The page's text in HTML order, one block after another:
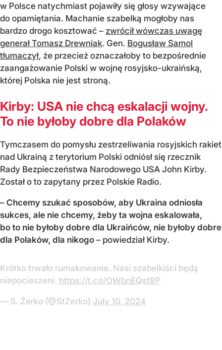
w Polsce natychmiast pojawiły się głosy wzywające
do opamiętania. Machanie szabelką mogłoby nas
bardzo drogo kosztować – zwrócił wówczas uwagę
generał Tomasz Drewniak. Gen. Bogusław Samol
tłumaczył, że przecież oznaczałoby to bezpośrednie
zaangażowanie Polski w wojnę rosyjsko-ukraińską,
której Polska nie jest stroną.
Kirby: USA nie chcą eskalacji wojny.
To nie byłoby dobre dla Polaków
Tymczasem do pomysłu zestrzeliwania rosyjskich rakiet
nad Ukrainą z terytorium Polski odniósł się rzecznik
Rady Bezpieczeństwa Narodowego USA John Kirby.
Został o to zapytany przez Polskie Radio.
– Chcemy szukać sposobów, aby Ukraina odniosła
sukces, ale nie chcemy, żeby ta wojna eskalowała,
bo to nie byłoby dobre dla Ukraińców, nie byłoby dobre
dla Polaków, dla nikogo – powiedział Kirby.
Krótko trwało rumakowanie. Nasi szabelkiści będą
niepocieszeni. https://t.co/OWbnEQst8P
— S. Żerko (@StZerko) July 10, 2024